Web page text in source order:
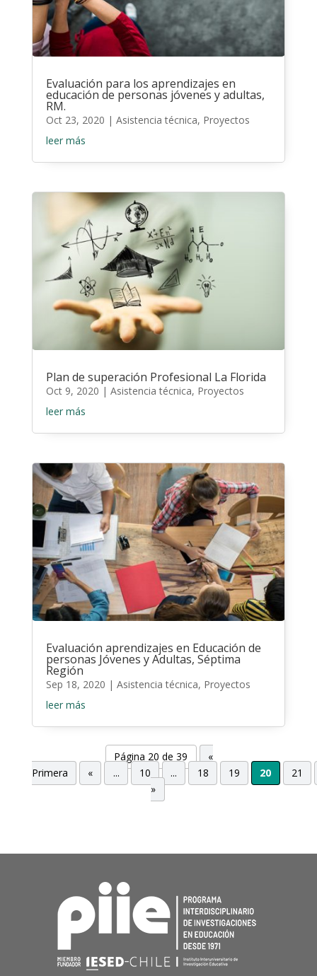
Evaluación para los aprendizajes en
educación de personas jóvenes y adultas,
RM.
Oct 23, 2020 | Asistencia técnica, Proyectos
leer más
Plan de superación Profesional La Florida
Oct 9, 2020 | Asistencia técnica, Proyectos
leer más
Evaluación aprendizajes en Educación de
personas Jóvenes y Adultas, Séptima
Región
Sep 18, 2020 | Asistencia técnica, Proyectos
leer más
Página 20 de 39
«
Primera
« ... 10 ... 18 19 20
21
»